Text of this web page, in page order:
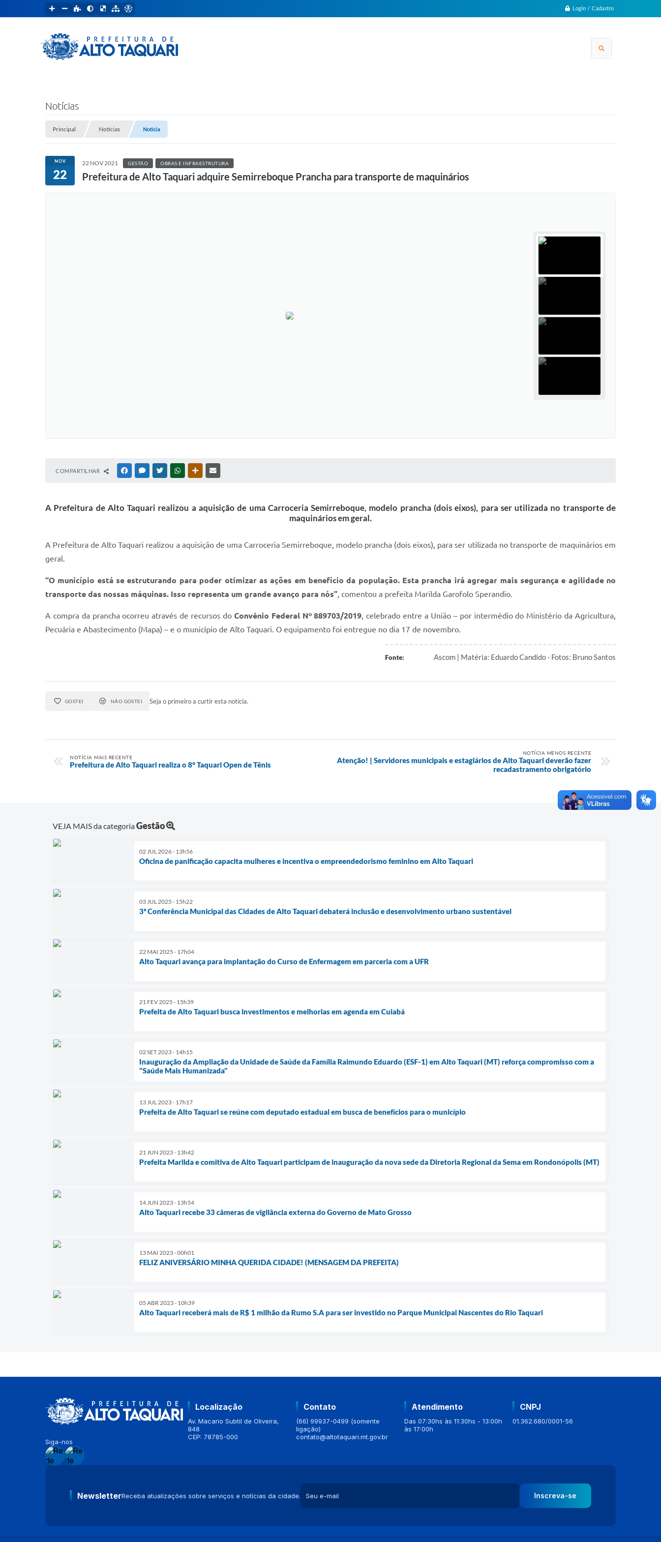
Login / Cadastro
Notícias
Principal Notícias Notícia
NOV
22
22 NOV 2021 GESTÃO OBRAS E INFRAESTRUTURA
Prefeitura de Alto Taquari adquire Semirreboque Prancha para transporte de maquinários
COMPARTILHAR FACEBOOKMESSENGER
TWITTERWHATSAPPOUTRAS MÍDIAS
A Prefeitura de Alto Taquari realizou a aquisição de uma Carroceria Semirreboque, modelo prancha (dois eixos), para ser utilizada no transporte de
maquinários em geral.
A Prefeitura de Alto Taquari realizou a aquisição de uma Carroceria Semirreboque, modelo prancha (dois eixos), para ser utilizada no transporte de maquinários em
geral.
“O município está se estruturando para poder otimizar as ações em benefício da população. Esta prancha irá agregar mais segurança e agilidade no
transporte das nossas máquinas. Isso representa um grande avanço para nós”, comentou a prefeita Marilda Garofolo Sperandio.
A compra da prancha ocorreu através de recursos do Convênio Federal Nº 889703/2019, celebrado entre a União – por intermédio do Ministério da Agricultura,
Pecuária e Abastecimento (Mapa) – e o município de Alto Taquari. O equipamento foi entregue no dia 17 de novembro.
Fonte: Ascom | Matéria: Eduardo Candido - Fotos: Bruno Santos
GOSTEI NÃO GOSTEI Seja o primeiro a curtir esta notícia.
NOTÍCIA MAIS RECENTE
Prefeitura de Alto Taquari realiza o 8° Taquari Open de Tênis
NOTÍCIA MENOS RECENTE
Atenção! | Servidores municipais e estagiários de Alto Taquari deverão fazer
recadastramento obrigatório
VEJA MAIS da categoriaGestão
02 JUL 2026 - 13h56
Oficina de panificação capacita mulheres e incentiva o empreendedorismo feminino em Alto Taquari
03 JUL 2025 - 15h22
3ª Conferência Municipal das Cidades de Alto Taquari debaterá inclusão e desenvolvimento urbano sustentável
22 MAI 2025 - 17h04
Alto Taquari avança para implantação do Curso de Enfermagem em parceria com a UFR
21 FEV 2025 - 15h39
Prefeita de Alto Taquari busca investimentos e melhorias em agenda em Cuiabá
02 SET 2023 - 14h15
Inauguração da Ampliação da Unidade de Saúde da Família Raimundo Eduardo (ESF-1) em Alto Taquari (MT) reforça compromisso com a
"Saúde Mais Humanizada"
13 JUL 2023 - 17h17
Prefeita de Alto Taquari se reúne com deputado estadual em busca de benefícios para o município
21 JUN 2023 - 13h42
Prefeita Marilda e comitiva de Alto Taquari participam de inauguração da nova sede da Diretoria Regional da Sema em Rondonópolis (MT)
14 JUN 2023 - 13h54
Alto Taquari recebe 33 câmeras de vigilância externa do Governo de Mato Grosso
13 MAI 2023 - 00h01
FELIZ ANIVERSÁRIO MINHA QUERIDA CIDADE! (MENSAGEM DA PREFEITA)
05 ABR 2023 - 10h39
Alto Taquari receberá mais de R$ 1 milhão da Rumo S.A para ser investido no Parque Municipal Nascentes do Rio Taquari
Siga-nos
Localização
Av. Macario Subtil de Oliveira,
848
CEP: 78785-000
Contato
(66) 99937-0499 (somente
ligação)
contato@altotaquari.mt.gov.br
Atendimento
Das 07:30hs às 11:30hs - 13:00h
às 17:00h
CNPJ
01.362.680/0001-56
NewsletterReceba atualizações sobre serviços e notícias da cidade. Inscreva-se